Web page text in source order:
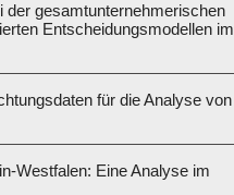
gesamtunternehmerischen
Entscheidungsmodellen im
für die Analyse von
Westfalen: Eine Analyse im